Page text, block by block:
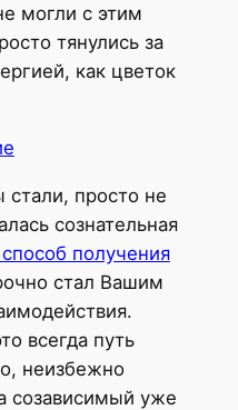
могли с этим
тянулись за
как цветок
просто не
сознательная
получения
стал Вашим
всегда путь
неизбежно
созависимый уже